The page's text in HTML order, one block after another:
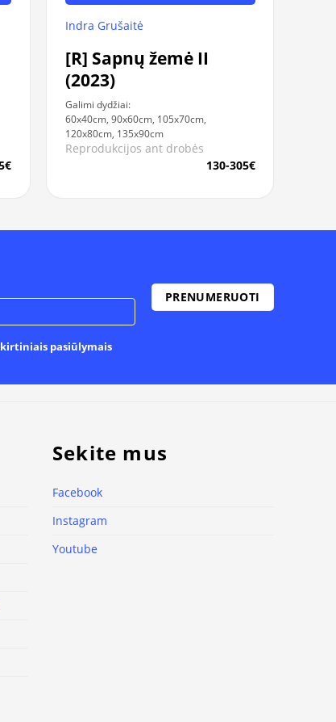
Indra Grušaitė
[R] Sapnų žemė II
(2023)
Galimi dydžiai:
60x40cm, 90x60cm, 105x70cm,
120x80cm, 135x90cm
Reprodukcijos ant drobės
130-305€
pasiūlymais
Sekite mus
Facebook
Instagram
Youtube